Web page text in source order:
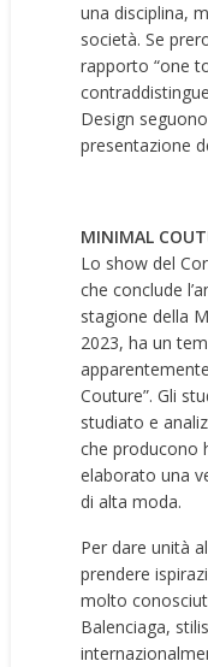
una disciplina,
società. Se
rapporto “one
Design
presentazione
MINIMAL
Lo show del
che conclude
stagione della
2023, ha un
Couture”. Gli
studiato e
che producono
elaborato una
di alta moda.
Per dare unità
prendere
molto
Balenciaga,